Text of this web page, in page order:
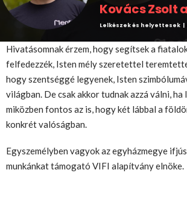
Kovács Zsolt
Lelkészek és helyettesek |
Hivatásomnak érzem, hogy segítsek a
felfedezzék, Isten mély szeretettel
hogy szentséggé legyenek, Isten
világban. De csak akkor tudnak azzá válni, ha
miközben fontos az is, hogy két lábbal a
konkrét valóságban.
Egyszemélyben vagyok az egyházmegye
munkánkat támogató VIFI alapítvány elnöke.